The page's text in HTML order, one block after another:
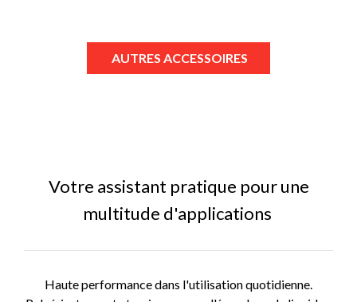
AUTRES ACCESSOIRES
Votre assistant pratique pour une
multitude d'applications
Haute performance dans l'utilisation quotidienne.